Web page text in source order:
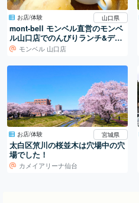
お店/体験 山口県
mont-bell モンベル直営のモンベ
ル山口店でのんびりランチ&デザ
ート♪モンベル 山口店
お店/体験 宮城県
太白区笊川の桜並木は穴場中の穴
場でした！
カメイアリーナ仙台